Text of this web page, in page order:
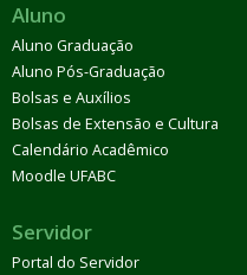
Aluno
Aluno Graduação
Aluno Pós-Graduação
Bolsas e Auxílios
Bolsas de Extensão e Cultura
Calendário Acadêmico
Moodle UFABC
Servidor
Portal do Servidor